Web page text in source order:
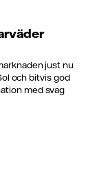
just nu
och bitvis god
med svag